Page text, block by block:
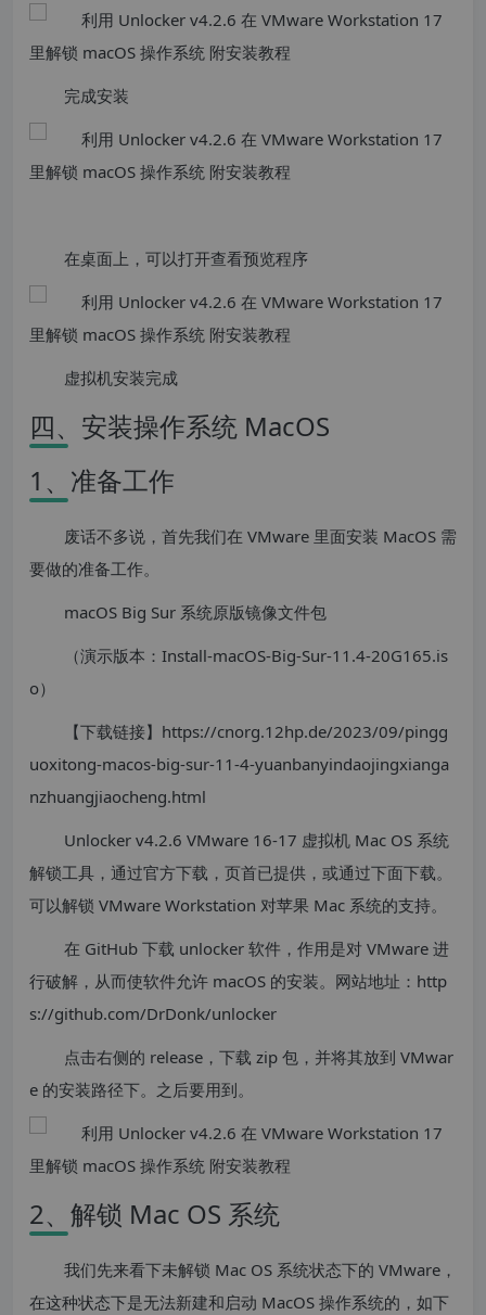
完成安装
在桌面上，可以打开查看预览程序
​虚拟机安装完成
四、安装操作系统 MacOS
1、准备工作
废话不多说，首先我们在 VMware 里面安装 MacOS 需
要做的准备工作。
macOS Big Sur 系统原版镜像文件包
（演示版本：Install-macOS-Big-Sur-11.4-20G165.is
o）
【下载链接】https://cnorg.12hp.de/2023/09/pingg
uoxitong-macos-big-sur-11-4-yuanbanyindaojingxianga
nzhuangjiaocheng.html
Unlocker v4.2.6 VMware 16-17 虚拟机 Mac OS 系统
解锁工具，通过官方下载，页首已提供，或通过下面下载。
可以解锁 VMware Workstation 对苹果 Mac 系统的支持。
在 GitHub 下载 unlocker 软件，作用是对 VMware 进
行破解，从而使软件允许 macOS 的安装。网站地址：http
s://github.com/DrDonk/unlocker
点击右侧的 release，下载 zip 包，并将其放到 VMwar
e 的安装路径下。之后要用到。
2、解锁 Mac OS 系统
我们先来看下未解锁 Mac OS 系统状态下的 VMware，
在这种状态下是无法新建和启动 MacOS 操作系统的，如下